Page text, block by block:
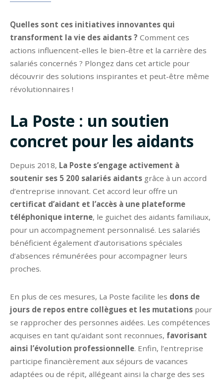
Quelles sont ces initiatives innovantes qui
transforment la vie des aidants ? Comment ces
actions influencent-elles le bien-être et la carrière des
salariés concernés ? Plongez dans cet article pour
découvrir des solutions inspirantes et peut-être même
révolutionnaires !
La Poste : un soutien
concret pour les aidants
Depuis 2018, La Poste s’engage activement à
soutenir ses 5 200 salariés aidants grâce à un accord
d’entreprise innovant. Cet accord leur offre un
certificat d’aidant et l’accès à une plateforme
téléphonique interne, le guichet des aidants familiaux,
pour un accompagnement personnalisé. Les salariés
bénéficient également d’autorisations spéciales
d’absences rémunérées pour accompagner leurs
proches.
En plus de ces mesures, La Poste facilite les dons de
jours de repos entre collègues et les mutations pour
se rapprocher des personnes aidées. Les compétences
acquises en tant qu’aidant sont reconnues, favorisant
ainsi l’évolution professionnelle. Enfin, l’entreprise
participe financièrement aux séjours de vacances
adaptées ou de répit, allégeant ainsi la charge des ses